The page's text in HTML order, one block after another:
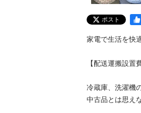
ポスト
家電で生活を快
【配送運搬設置
冷蔵庫、洗濯機
中古品とは思え